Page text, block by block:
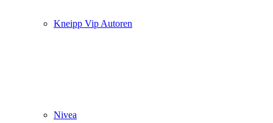
Kneipp Vip Autoren
Nivea